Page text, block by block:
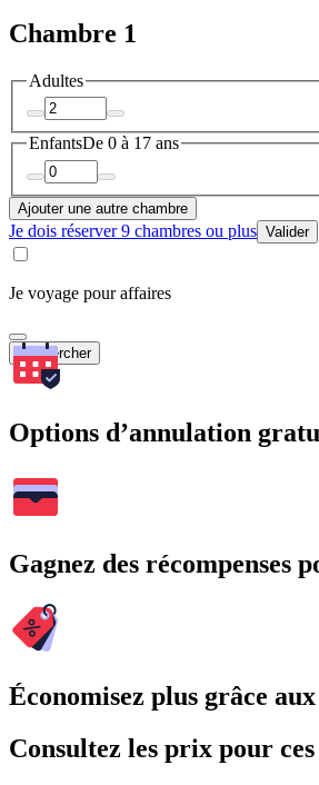
Chambre 1
Adultes
EnfantsDe 0 à 17 ans
Ajouter une autre chambre
Je dois réserver 9 chambres ou plus Valider
Je voyage pour affaires
Rechercher
Options d’annulation
Gagnez des récompenses
Économisez plus grâce
Consultez les prix pour ces